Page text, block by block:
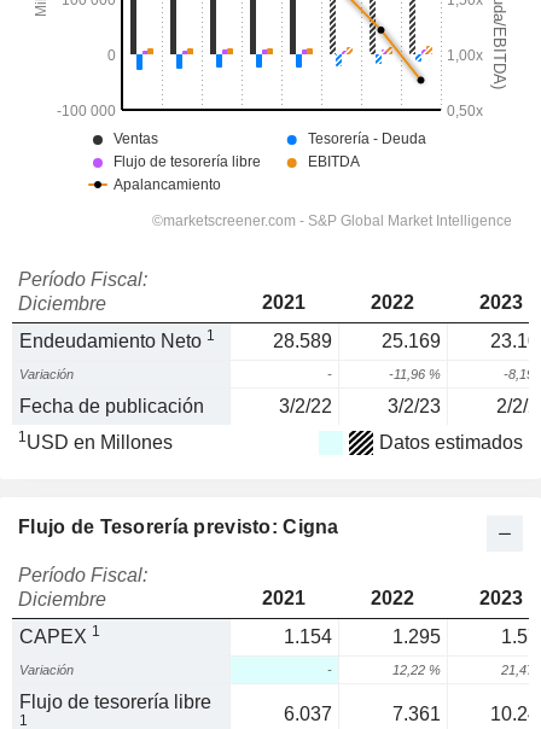
Período Fiscal:
Diciembre
2021 2022
2023
Endeudamiento Neto 1 28.589 25.169
Variación - -11,96 % -8,19
Fecha de publicación 3/2/22 3/2/23 2/2/
1USD en Millones Datos estimados
Flujo de Tesorería previsto: Cigna
Período Fiscal:
Diciembre
2021 2022
2023
CAPEX 1 1.154 1.295
Variación - 12,22 % 21,47
Flujo de tesorería libre
1 6.037 7.361